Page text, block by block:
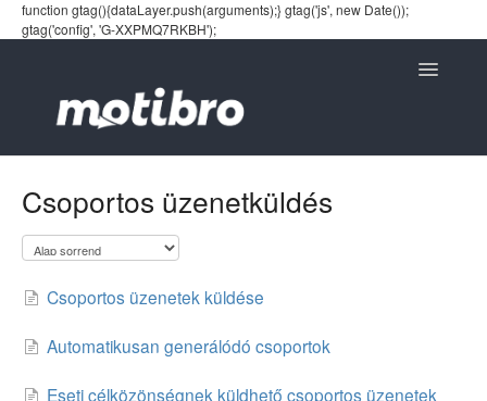
function gtag(){dataLayer.push(arguments);} gtag('js', new Date());
gtag('config', 'G-XXPMQ7RKBH');
Toggle
Csoportos üzenetküldés
Csoportos üzenetek küldése
Automatikusan generálódó csoportok
Eseti célközönségnek küldhető csoportos üzenetek